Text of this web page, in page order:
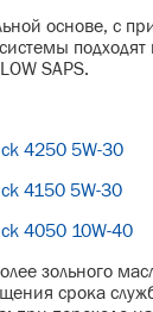
основе, с
подходят
SAPS.
4250 5W-30
4150 5W-30
4050 10W-40
зольного
срока